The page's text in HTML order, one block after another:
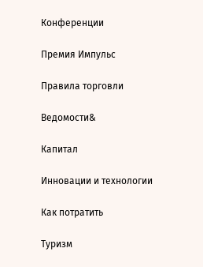
Конференции
Премия Импульс
Правила торговли
Ведомости&
Капитал
Инновации и технологии
Как потратить
Туризм